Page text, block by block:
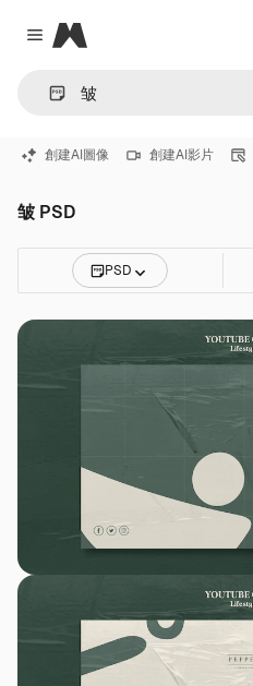
Close menu
Magnific
創建AI圖像 創建AI影片
皱 PSD
PSD